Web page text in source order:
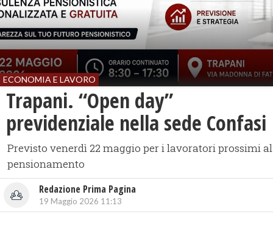
ECONOMIA E LAVORO
​Trapani. “Open day”
previdenziale nella sede Confasi
Previsto venerdì 22 maggio per i lavoratori prossimi al
pensionamento
Redazione Prima Pagina
19 Maggio 2026 11:13